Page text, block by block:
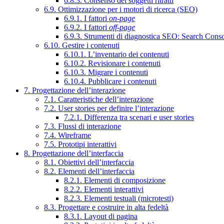
6.9. Ottimizzazione per i motori di ricerca (SEO)
6.9.1. I fattori on-page
6.9.2. I fattori off-page
6.9.3. Strumenti di diagnostica SEO: Search
6.10. Gestire i contenuti
6.10.1. L’inventario dei contenuti
6.10.2. Revisionare i contenuti
6.10.3. Migrare i contenuti
6.10.4. Pubblicare i contenuti
7. Progettazione dell’interazione
7.1. Caratteristiche dell’interazione
7.2. User stories per definire l’interazione
7.2.1. Differenza tra scenari e user stories
7.3. Flussi di interazione
7.4. Wireframe
7.5. Prototipi interattivi
8. Progettazione dell’interfaccia
8.1. Obiettivi dell’interfaccia
8.2. Elementi dell’interfaccia
8.2.1. Elementi di composizione
8.2.2. Elementi interattivi
8.2.3. Elementi testuali (microtesti)
8.3. Progettare e costruire in alta fedeltà
8.3.1. Layout di pagina